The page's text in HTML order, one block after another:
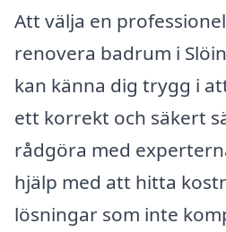
Att välja en
renovera badrum i
kan känna dig trygg i
ett korrekt och säkert
rådgöra med
hjälp med att hitta
lösningar som inte